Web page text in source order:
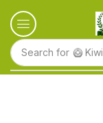
Search for 🥝 Kiwi